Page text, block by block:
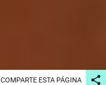
COMPARTE ESTA PÁGINA